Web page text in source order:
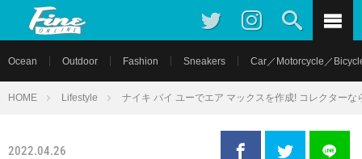
Ocean Outdoor Fashion Sneakers Car／Motorcycle／
HOME Lifestyle ナイキ バイ ユーでエア マックスを作成! コレクターな
2022.04.26